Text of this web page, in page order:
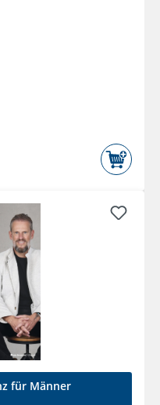
für Männer